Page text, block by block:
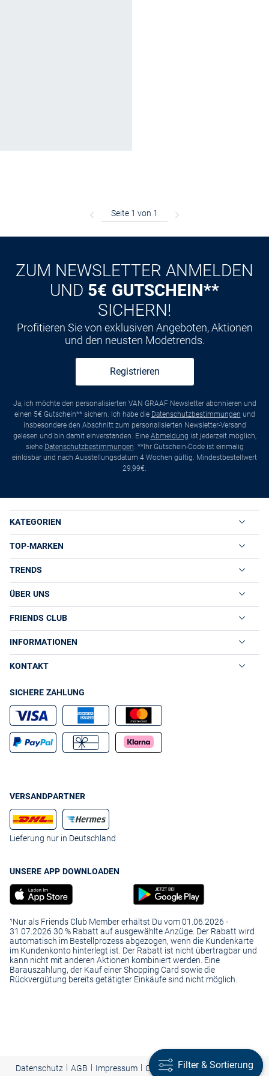
ZUM NEWSLETTER ANMELDEN
UND 5€ GUTSCHEIN**
SICHERN!
Profitieren Sie von exklusiven Angeboten, Aktionen
und den neusten Modetrends.
Registrieren
Ja, ich möchte den personalisierten VAN GRAAF Newsletter abonnieren und
einen 5€ Gutschein** sichern. Ich habe die Datenschutzbestimmungen und
insbesondere den Abschnitt zum personalisierten Newsletter-Versand
gelesen und bin damit einverstanden. Eine Abmeldung ist jederzeit möglich,
siehe Datenschutzbestimmungen . **Ihr Gutschein-Code ist einmalig
einlösbar und nach Ausstellungsdatum 4 Wochen gültig. Mindestbestellwert
29,99€.
KATEGORIEN
TOP-MARKEN
TRENDS
ÜBER UNS
FRIENDS CLUB
INFORMATIONEN
KONTAKT
SICHERE ZAHLUNG
VERSANDPARTNER
Lieferung nur in Deutschland
UNSERE APP DOWNLOADEN
¹Nur als Friends Club Member erhältst Du vom 01.06.2026 -
31.07.2026 30 % Rabatt auf ausgewählte Anzüge. Der Rabatt wird
automatisch im Bestellprozess abgezogen, wenn die Kundenkarte
im Kundenkonto hinterlegt ist. Der Rabatt ist nicht übertragbar und
kann nicht mit anderen Aktionen kombiniert werden. Eine
Barauszahlung, der Kauf einer Shopping Card sowie die
Rückvergütung bereits getätigter Einkäufe sind nicht möglich.
Datenschutz | AGB | Impressum | Cookie-Einstellungen | Presse
Filter & Sortierung
Filter & Sortierung